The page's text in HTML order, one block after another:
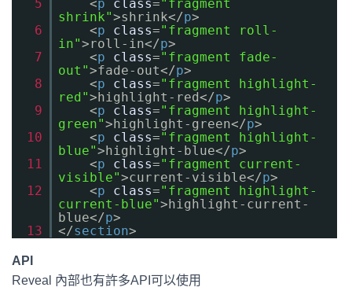
5 <p class="fragment
shrink">shrink</p>
6
<p class="fragment roll-
in">roll-in</p>
7
<p class="fragment fade-
out">fade-out</p>
8
<p class="fragment highlight-
red">highlight-red</p>
9
<p class="fragment highlight-
green">highlight-green</p>
10
<p class="fragment highlight-
blue">highlight-blue</p>
11
<p class="fragment current-
visible">current-visible</p>
12
<p class="fragment highlight-
current-blue">highlight-current-
blue</p>
13
</section>
API
Reveal 內部也有許多API可以使用